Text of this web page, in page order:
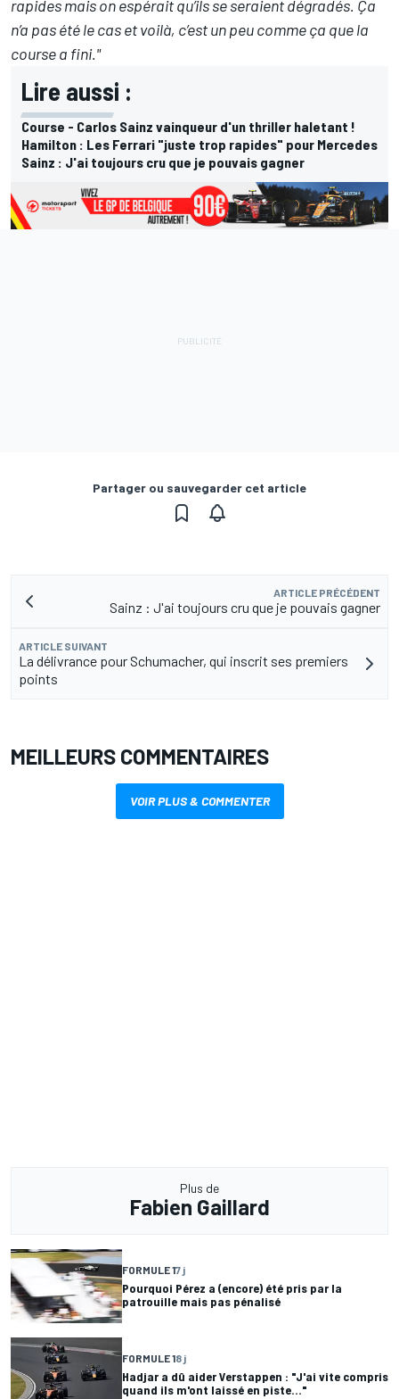
rapides mais on espérait qu’ils se seraient dégradés. Ça
n’a pas été le cas et voilà, c’est un peu comme ça que la
course a fini."
Lire aussi :
Course - Carlos Sainz vainqueur d'un thriller haletant !
Hamilton : Les Ferrari "juste trop rapides" pour Mercedes
Sainz : J'ai toujours cru que je pouvais gagner
Partager ou sauvegarder cet article
ARTICLE PRÉCÉDENT
Sainz : J'ai toujours cru que je pouvais gagner
ARTICLE SUIVANT
La délivrance pour Schumacher, qui inscrit ses premiers
points
MEILLEURS COMMENTAIRES
VOIR PLUS & COMMENTER
Plus de
Fabien Gaillard
FORMULE 17 j
Pourquoi Pérez a (encore) été pris par la
patrouille mais pas pénalisé
FORMULE 18 j
Hadjar a dû aider Verstappen : "J'ai vite compris
quand ils m'ont laissé en piste..."